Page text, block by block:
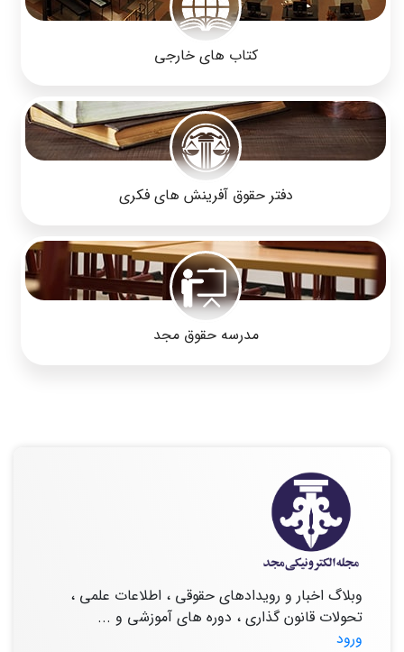
کتاب های خارجی
دفتر حقوق آفرینش های فکری
مدرسه حقوق مجد
وبلاگ اخبار و رویدادهای حقوقی ، اطلاعات علمی ،
تحولات قانون گذاری ، دوره های آموزشی و ...
ورود